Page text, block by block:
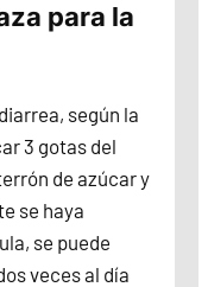
para la
según la
3 gotas del
de azúcar y
se haya
se puede
veces al día